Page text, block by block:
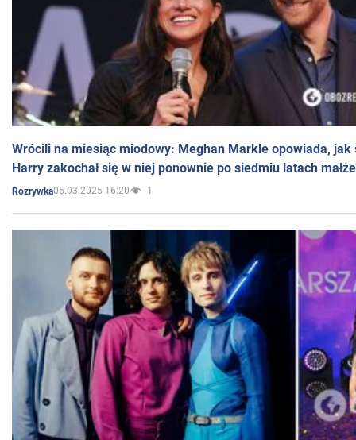
Wrócili na miesiąc miodowy: Meghan Markle opowiada, jak
Harry zakochał się w niej ponownie po siedmiu latach
Rozrywka05.03.2025 16:20 1